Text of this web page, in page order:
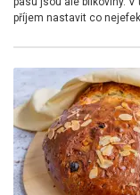
příjem nastavit co